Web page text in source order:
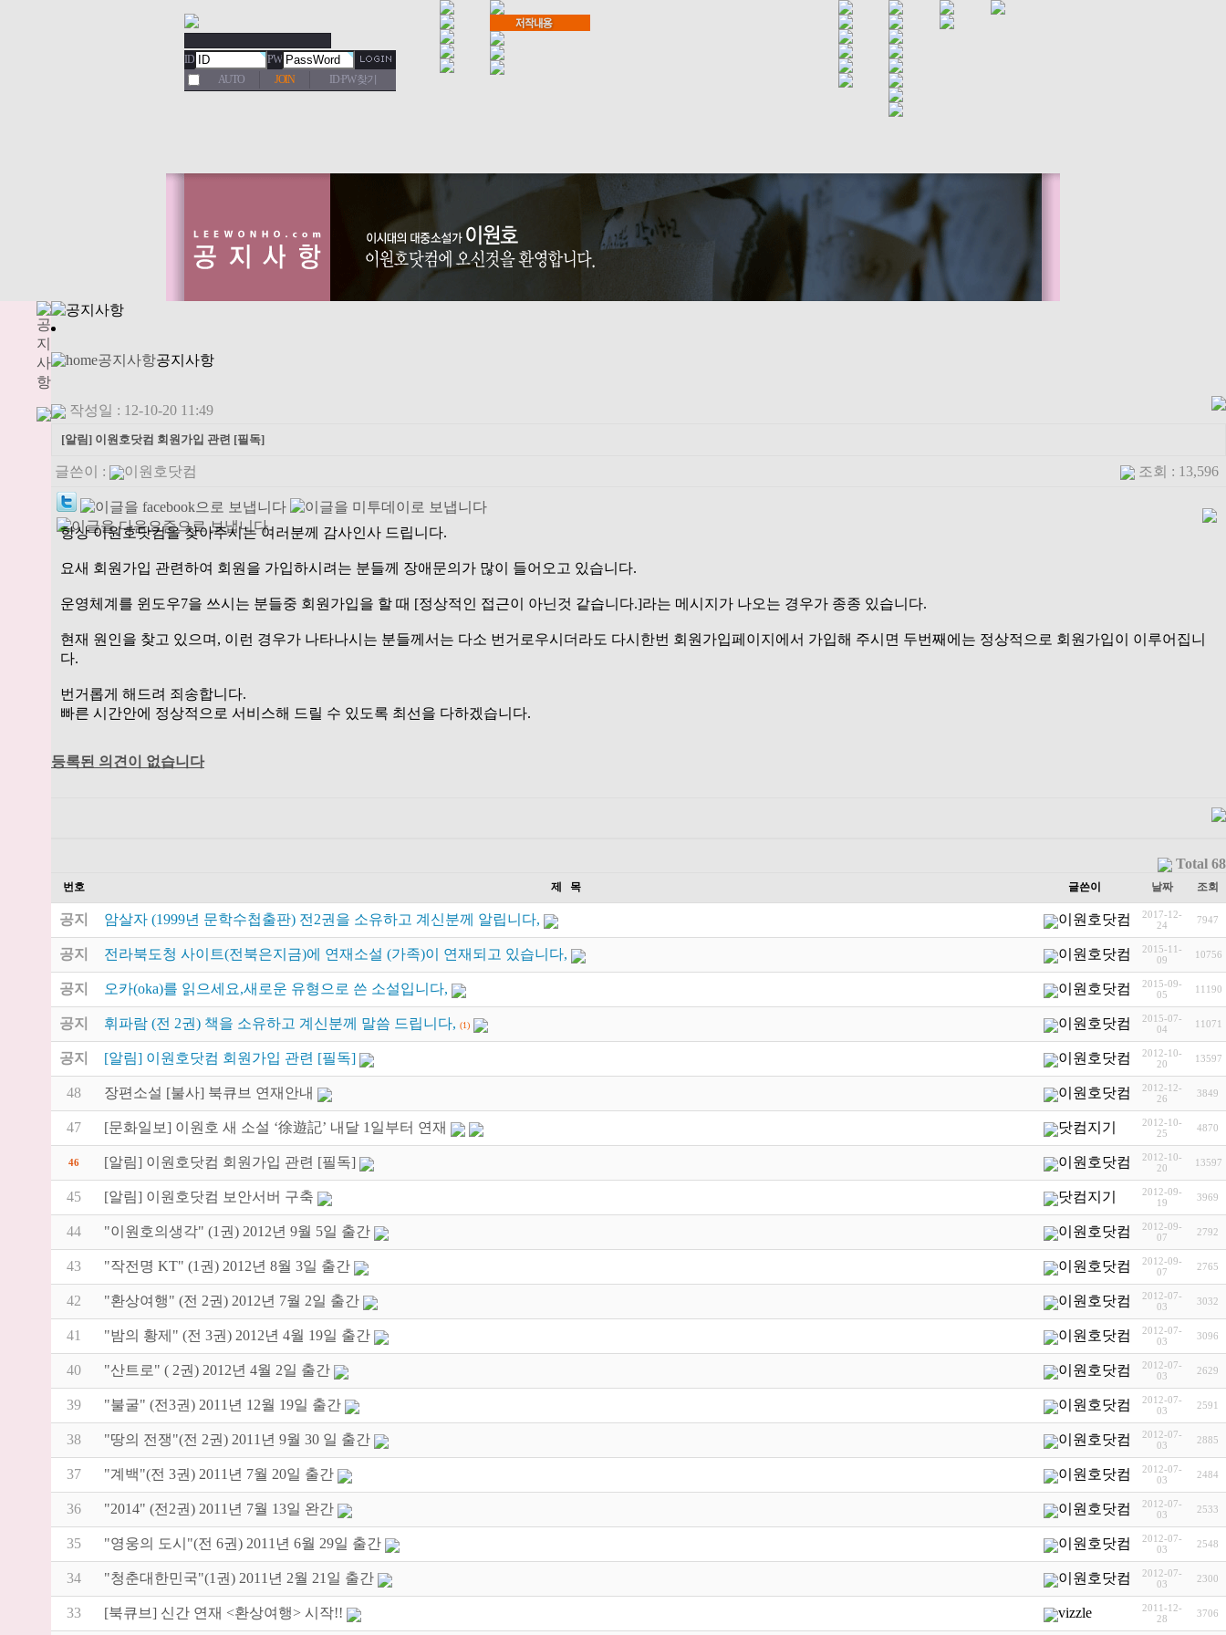
ID
PW
AUTO
JOIN ID·PW 찾기
공지사항공지사항
작성일 : 12-10-20 11:49
[알림] 이원호닷컴 회원가입 관련 [필독]
글쓴이 : 이원호닷컴 조회 : 13,596
항상 이원호닷컴을 찾아주시는 여러분께 감사인사 드립니다.
요새 회원가입 관련하여 회원을 가입하시려는 분들께 장애문의가 많이 들어오고 있습니다.
운영체계를 윈도우7을 쓰시는 분들중 회원가입을 할 때 [정상적인 접근이 아닌것 같습니다.]라는 메시지가 나오는 경우가 종종 있습니다.
현재 원인을 찾고 있으며, 이런 경우가 나타나시는 분들께서는 다소 번거로우시더라도 다시한번 회원가입페이지에서 가입해 주시면 두번째에는 정상적으로 회원가입이 이루어집니
다.
번거롭게 해드려 죄송합니다.
빠른 시간안에 정상적으로 서비스해 드릴 수 있도록 최선을 다하겠습니다.
등록된 의견이 없습니다
Total 68
번호 제 목 글쓴이 날짜 조회
공지 암살자 (1999년 문학수첩출판) 전2권을 소유하고 계신분께 알립니다, 이원호닷컴
2017-12-
24
7947
공지 전라북도청 사이트(전북은지금)에 연재소설 (가족)이 연재되고 있습니다, 이원호닷컴
2015-11-
09
10756
공지 오카(oka)를 읽으세요,새로운 유형으로 쓴 소설입니다, 이원호닷컴
2015-09-
05
11190
공지 휘파람 (전 2권) 책을 소유하고 계신분께 말씀 드립니다, (1) 이원호닷컴
2015-07-
04
11071
공지 [알림] 이원호닷컴 회원가입 관련 [필독] 이원호닷컴
2012-10-
20
13597
48 장편소설 [불사] 북큐브 연재안내 이원호닷컴
2012-12-
26
3849
47 [문화일보] 이원호 새 소설 ‘徐遊記’ 내달 1일부터 연재 닷컴지기
2012-10-
25
4870
46 [알림] 이원호닷컴 회원가입 관련 [필독] 이원호닷컴
2012-10-
20
13597
45 [알림] 이원호닷컴 보안서버 구축 닷컴지기
2012-09-
19
3969
44 "이원호의생각" (1권) 2012년 9월 5일 출간 이원호닷컴
2012-09-
07
2792
43 "작전명 KT" (1권) 2012년 8월 3일 출간 이원호닷컴
2012-09-
07
2765
42 "환상여행" (전 2권) 2012년 7월 2일 출간 이원호닷컴
2012-07-
03
3032
41 "밤의 황제" (전 3권) 2012년 4월 19일 출간 이원호닷컴
2012-07-
03
3096
40 "산트로" ( 2권) 2012년 4월 2일 출간 이원호닷컴
2012-07-
03
2629
39 "불굴" (전3권) 2011년 12월 19일 출간 이원호닷컴
2012-07-
03
2591
38 "땅의 전쟁"(전 2권) 2011년 9월 30 일 출간 이원호닷컴
2012-07-
03
2885
37 "계백"(전 3권) 2011년 7월 20일 출간 이원호닷컴
2012-07-
03
2484
36 "2014" (전2권) 2011년 7월 13일 완간 이원호닷컴
2012-07-
03
2533
35 "영웅의 도시"(전 6권) 2011년 6월 29일 출간 이원호닷컴
2012-07-
03
2548
34 "청춘대한민국"(1권) 2011년 2월 21일 출간 이원호닷컴
2012-07-
03
2300
33 [북큐브] 신간 연재 <환상여행> 시작!! vizzle
2011-12-
28
3706